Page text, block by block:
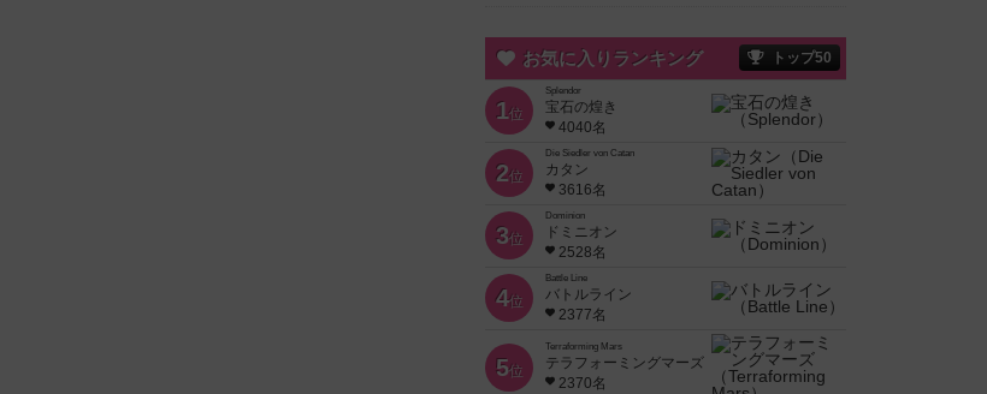
お気に入りランキング トップ50
1位
Splendor
宝石の煌き
4040名
2位
Die Siedler von Catan
カタン
3616名
3位
Dominion
ドミニオン
2528名
4位
Battle Line
バトルライン
2377名
5位
Terraforming Mars
テラフォーミングマーズ
2370名